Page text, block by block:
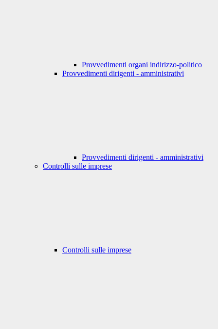
Provvedimenti organi indirizzo-politico
Provvedimenti dirigenti - amministrativi
Provvedimenti dirigenti - amministrativi
Controlli sulle imprese
Controlli sulle imprese